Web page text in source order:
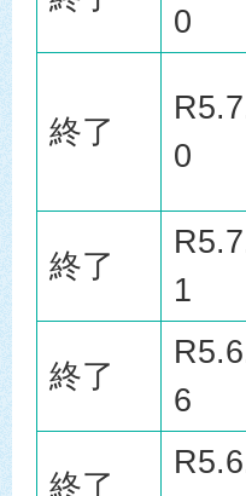
0
終了
0
終了
1
終了
6
終了